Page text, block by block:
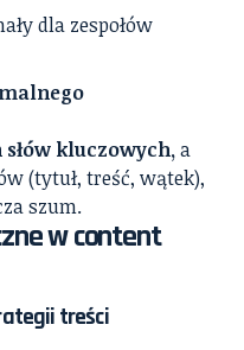
dla zespołów
kluczowych,a
(tytuł, treść, wątek),
szum.
w content
treści